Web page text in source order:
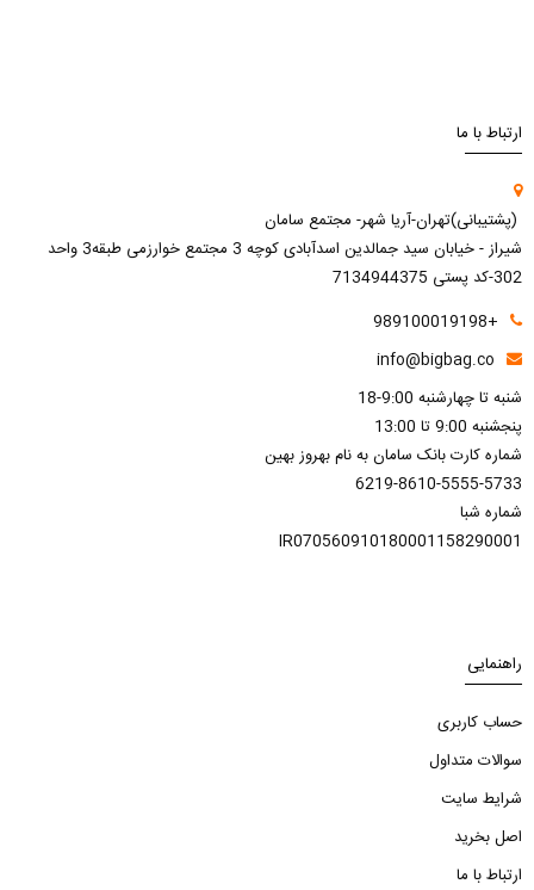
ارتباط با ما
(پشتیبانی)تهران-آریا شهر- مجتمع سامان
شیراز - خیابان سید جمالدین اسدآبادی کوچه 3 مجتمع خوارزمی طبقه3 واحد
302-کد پستی 7134944375
+989100019198
info@bigbag.co
شنبه تا چهارشنبه 9:00-18
پنجشنبه 9:00 تا 13:00
شماره کارت بانک سامان به نام بهروز بهین
6219-8610-5555-5733
شماره شبا
IR070560910180001158290001
راهنمایی
حساب کاربری
سوالات متداول
شرایط سایت
اصل بخرید
ارتباط با ما